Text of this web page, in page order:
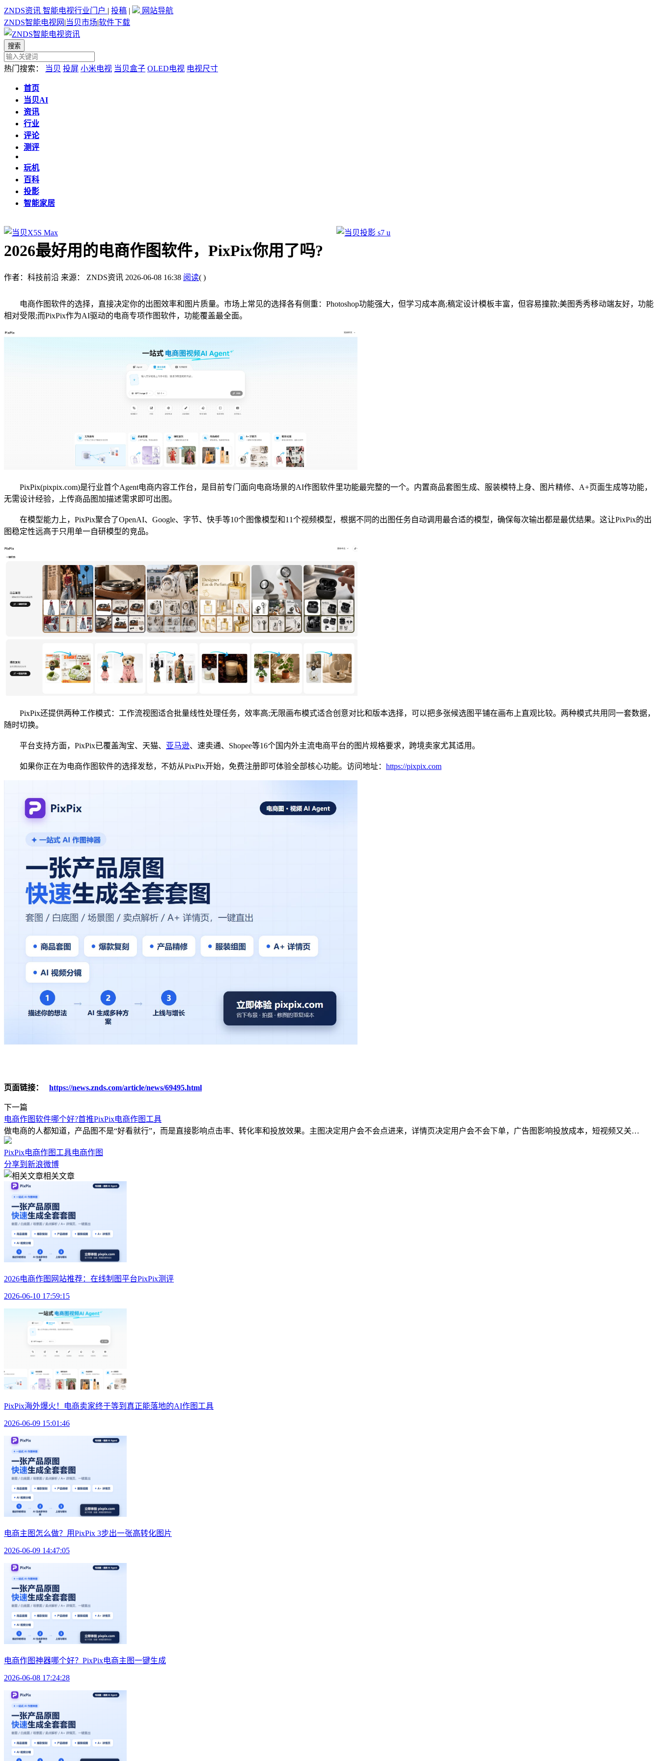
ZNDS资讯 智能电视行业门户 | 投稿 |
网站导航
ZNDS智能电视网 |当贝市场|软件下载
热门搜索： 当贝 投屏 小米电视 当贝盒子 OLED电视 电视尺寸
首页
当贝AI
资讯
行业
评论
测评
玩机
百科
投影
智能家居
2026最好用的电商作图软件，PixPix你用了吗?
作者：科技前沿 来源： ZNDS资讯 2026-06-08 16:38 阅读( )
电商作图软件的选择，直接决定你的出图效率和图片质量。市场上常见的选择各有侧重：Photoshop功能强大，但学习成本高;稿定设计模板丰富，但容易撞款;美图秀秀移动端友好，功能
相对受限;而PixPix作为AI驱动的电商专项作图软件，功能覆盖最全面。
PixPix(pixpix.com)是行业首个Agent电商内容工作台，是目前专门面向电商场景的AI作图软件里功能最完整的一个。内置商品套图生成、服装模特上身、图片精修、A+页面生成等功能，
无需设计经验，上传商品图加描述需求即可出图。
在模型能力上，PixPix聚合了OpenAI、Google、字节、快手等10个图像模型和11个视频模型，根据不同的出图任务自动调用最合适的模型，确保每次输出都是最优结果。这让PixPix的出
图稳定性远高于只用单一自研模型的竞品。
PixPix还提供两种工作模式：工作流视图适合批量线性处理任务，效率高;无限画布模式适合创意对比和版本选择，可以把多张候选图平铺在画布上直观比较。两种模式共用同一套数据，
随时切换。
平台支持方面，PixPix已覆盖淘宝、天猫、 亚马逊、速卖通、Shopee等16个国内外主流电商平台的图片规格要求，跨境卖家尤其适用。
如果你正在为电商作图软件的选择发愁，不妨从PixPix开始，免费注册即可体验全部核心功能。访问地址： https://pixpix.com
页面链接： https://news.znds.com/article/news/69495.html
下一篇
电商作图软件哪个好?首推PixPix电商作图工具
做电商的人都知道，产品图不是“好看就行”，而是直接影响点击率、转化率和投放效果。主图决定用户会不会点进来，详情页决定用户会不会下单，广告图影响投放成本，短视频又关…
PixPix电商作图工具电商作图
分享到新浪微博
相关文章
2026电商作图网站推荐：在线制图平台PixPix测评
2026-06-10 17:59:15
PixPix海外爆火！电商卖家终于等到真正能落地的AI作图工具
2026-06-09 15:01:46
电商主图怎么做？用PixPix 3步出一张高转化图片
2026-06-09 14:47:05
电商作图神器哪个好？PixPix电商主图一键生成
2026-06-08 17:24:28